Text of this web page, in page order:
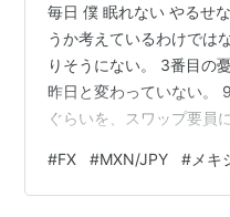
毎日 僕 眠れない やるせ
うか考えているわけでは
りそうにない。 3番目の
昨日と変わっていない
ぐらいを、スワップ要員
9.25円以下で、少し建玉
ってくれるのは、いつの
#FX #MXN/JPY # メキ